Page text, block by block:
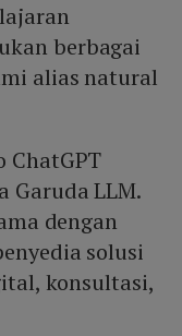
berbagai
alias natural
ChatGPT
Garuda LLM.
dengan
solusi
konsultasi,